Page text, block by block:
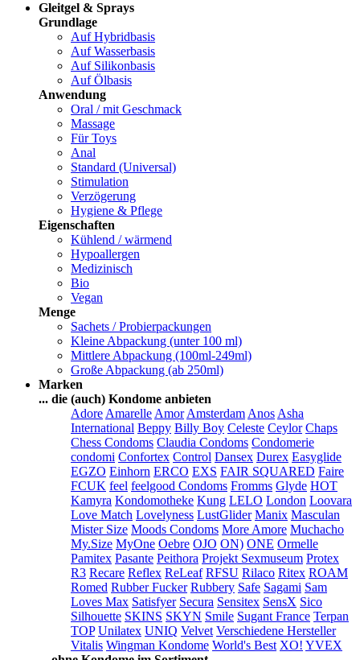
Gleitgel & Sprays
Grundlage
Auf Hybridbasis
Auf Wasserbasis
Auf Silikonbasis
Auf Ölbasis
Anwendung
Oral / mit Geschmack
Massage
Für Toys
Anal
Standard (Universal)
Stimulation
Verzögerung
Hygiene & Pflege
Eigenschaften
Kühlend / wärmend
Hypoallergen
Medizinisch
Bio
Vegan
Menge
Sachets / Probierpackungen
Kleine Abpackung (unter 100 ml)
Mittlere Abpackung (100ml-249ml)
Große Abpackung (ab 250ml)
Marken
... die (auch) Kondome anbieten
Adore Amarelle Amor Amsterdam Anos Asha
International Beppy Billy Boy Celeste Ceylor Chaps
Chess Condoms Claudia Condoms Condomerie
condomi Confortex Control Dansex Durex Easyglide
EGZO Einhorn ERCO EXS FAIR SQUARED Faire
FCUK feel feelgood Condoms Fromms Glyde HOT
Kamyra Kondomotheke Kung LELO London Loovara
Love Match Lovelyness LustGlider Manix Masculan
Mister Size Moods Condoms More Amore Muchacho
My.Size MyOne Oebre OJO ON) ONE Ormelle
Pamitex Pasante Peithora Projekt Sexmuseum Protex
R3 Recare Reflex ReLeaf RFSU Rilaco Ritex ROAM
Romed Rubber Fucker Rubbery Safe Sagami Sam
Loves Max Satisfyer Secura Sensitex SensX Sico
Silhouette SKINS SKYN Smile Sugant France Terpan
TOP Unilatex UNIQ Velvet Verschiedene Hersteller
Vitalis Wingman Kondome World's Best XO! YVEX